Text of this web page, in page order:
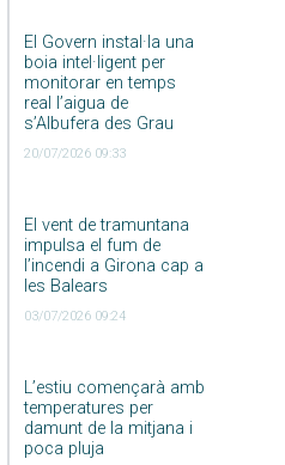
El Govern instal·la una
boia intel·ligent per
monitorar en temps
real l’aigua de
s’Albufera des Grau
20/07/2026 09:33
El vent de tramuntana
impulsa el fum de
l’incendi a Girona cap a
les Balears
03/07/2026 09:24
L’estiu començarà amb
temperatures per
damunt de la mitjana i
poca pluja